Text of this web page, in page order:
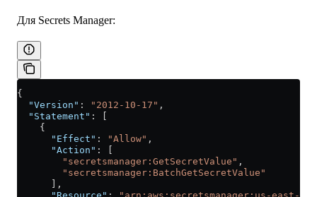
Для Secrets Manager:
{
  "Version"
: "2012-10-17" ,
  "Statement"
: [
    {
      "Effect"
: "Allow" ,
      "Action"
: [
        "secretsmanager:GetSecretValue"
,
        "secretsmanager:BatchGetSecretValue"
      ],